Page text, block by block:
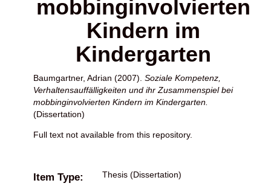
mobbinginvolvierten
Kindern im
Kindergarten
Baumgartner, Adrian (2007). Soziale Kompetenz,
Verhaltensauffälligkeiten und ihr Zusammenspiel bei
mobbinginvolvierten Kindern im Kindergarten.
(Dissertation)
Full text not available from this repository.
Item Type: Thesis (Dissertation)